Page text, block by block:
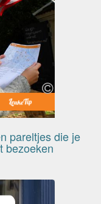
pareltjes die je
bezoeken